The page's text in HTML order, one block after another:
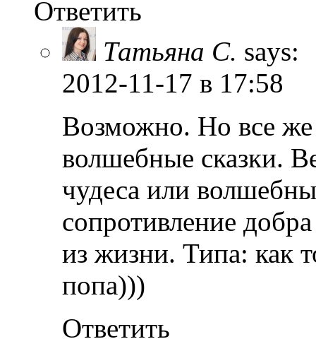
Ответить
Татьяна С. says:
2012-11-17 в 17:58
Возможно. Но все же
волшебные сказки.
чудеса или
сопротивление
из жизни. Типа: как
попа)))
Ответить